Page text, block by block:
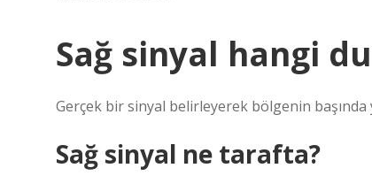
Sağ sinyal hangi
Gerçek bir sinyal belirleyerek bölgenin başında
Sağ sinyal ne tarafta?